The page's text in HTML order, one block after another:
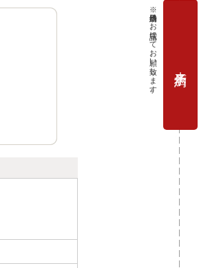
※当日予約はお電話にてお願い致します。